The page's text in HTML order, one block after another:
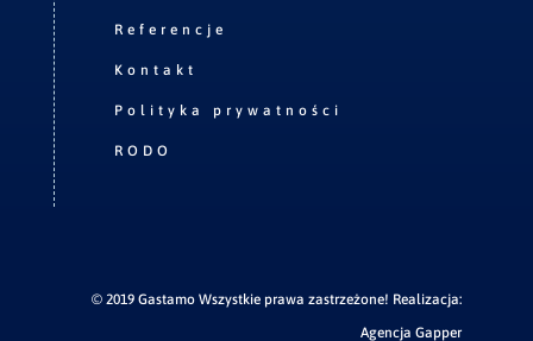
Referencje
Kontakt
Polityka prywatności
RODO
© 2019 Gastamo Wszystkie prawa zastrzeżone! Realizacja:
Agencja Gapper